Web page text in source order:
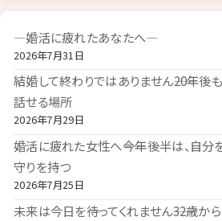
―婚活に疲れたあなたへ―
2026年7月31日
結婚して終わりではありません――20年後
話せる場所
2026年7月29日
婚活に疲れた女性へ――今年後半は、自分
守りを持つ
2026年7月25日
未来は今日を待ってくれません――32歳か